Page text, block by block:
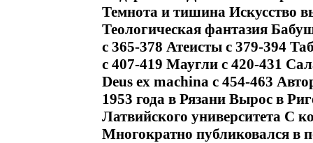
Темнота и тишина Искусство
Теологическая фантазия
c 365-378 Атеисты c 379-394
c 407-419 Маугли c 420-431
Deus ex machina c 454-463
1953 года в Рязани Вырос в
Латвийского университета С
Многократно публиковался в